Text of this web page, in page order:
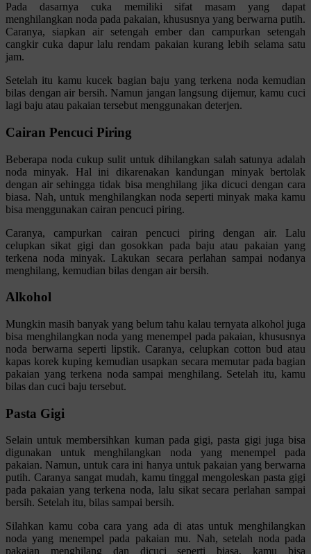
Pada dasarnya cuka memiliki sifat masam yang dapat
menghilangkan noda pada pakaian, khususnya yang berwarna putih.
Caranya, siapkan air setengah ember dan campurkan setengah
cangkir cuka dapur lalu rendam pakaian kurang lebih selama satu
jam.
Setelah itu kamu kucek bagian baju yang terkena noda kemudian
bilas dengan air bersih. Namun jangan langsung dijemur, kamu cuci
lagi baju atau pakaian tersebut menggunakan deterjen.
Cairan Pencuci Piring
Beberapa noda cukup sulit untuk dihilangkan salah satunya adalah
noda minyak. Hal ini dikarenakan kandungan minyak bertolak
dengan air sehingga tidak bisa menghilang jika dicuci dengan cara
biasa. Nah, untuk menghilangkan noda seperti minyak maka kamu
bisa menggunakan cairan pencuci piring.
Caranya, campurkan cairan pencuci piring dengan air. Lalu
celupkan sikat gigi dan gosokkan pada baju atau pakaian yang
terkena noda minyak. Lakukan secara perlahan sampai nodanya
menghilang, kemudian bilas dengan air bersih.
Alkohol
Mungkin masih banyak yang belum tahu kalau ternyata alkohol juga
bisa menghilangkan noda yang menempel pada pakaian, khususnya
noda berwarna seperti lipstik. Caranya, celupkan cotton bud atau
kapas korek kuping kemudian usapkan secara memutar pada bagian
pakaian yang terkena noda sampai menghilang. Setelah itu, kamu
bilas dan cuci baju tersebut.
Pasta Gigi
Selain untuk membersihkan kuman pada gigi, pasta gigi juga bisa
digunakan untuk menghilangkan noda yang menempel pada
pakaian. Namun, untuk cara ini hanya untuk pakaian yang berwarna
putih. Caranya sangat mudah, kamu tinggal mengoleskan pasta gigi
pada pakaian yang terkena noda, lalu sikat secara perlahan sampai
bersih. Setelah itu, bilas sampai bersih.
Silahkan kamu coba cara yang ada di atas untuk menghilangkan
noda yang menempel pada pakaian mu. Nah, setelah noda pada
pakaian menghilang dan dicuci seperti biasa, kamu bisa